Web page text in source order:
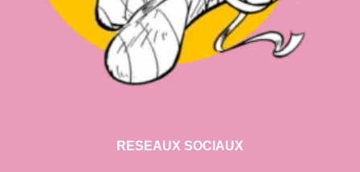
RESEAUX SOCIAUX